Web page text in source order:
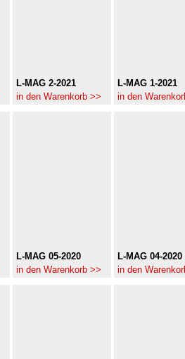
L-MAG 2-2021
in den Warenkorb >>
L-MAG 1-2021
in den
L-MAG 05-2020
in den Warenkorb >>
L-MAG 04-2020
in den